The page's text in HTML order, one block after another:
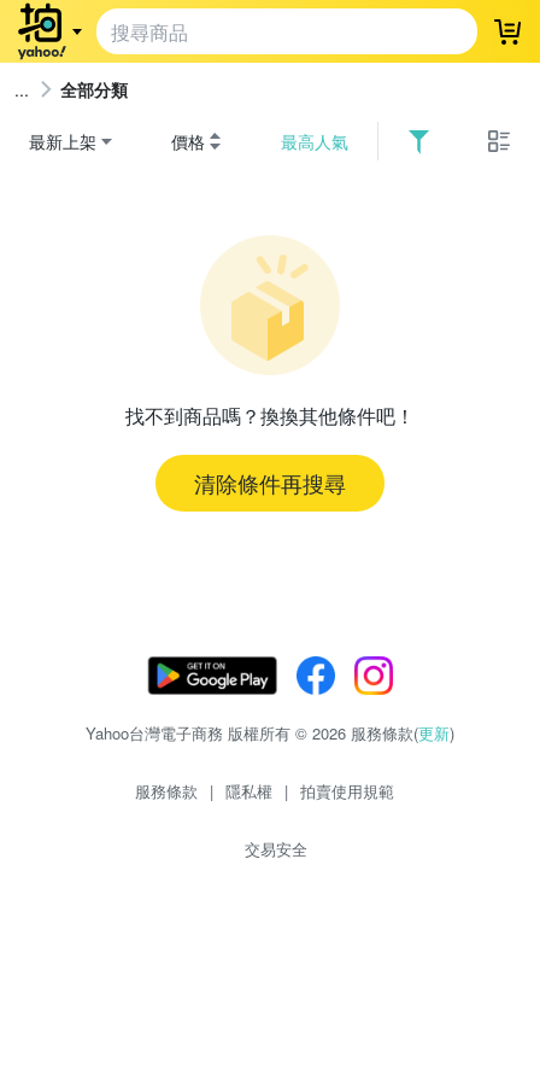
登
全部分類
最新上架 價格 最高人氣
找不到商品嗎？換換其他條件吧！
清除條件再搜尋
Yahoo台灣電子商務 版權所有 © 2026 服務條款(更新)
服務條款 | 隱私權 | 拍賣使用規範
交易安全